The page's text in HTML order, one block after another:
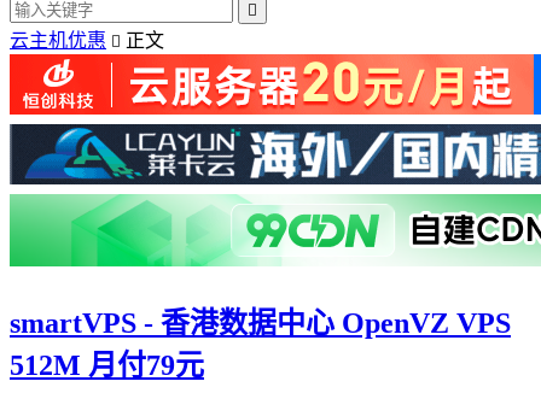

云主机优惠  正文
smartVPS - 香港数据中心 OpenVZ VPS
512M 月付79元